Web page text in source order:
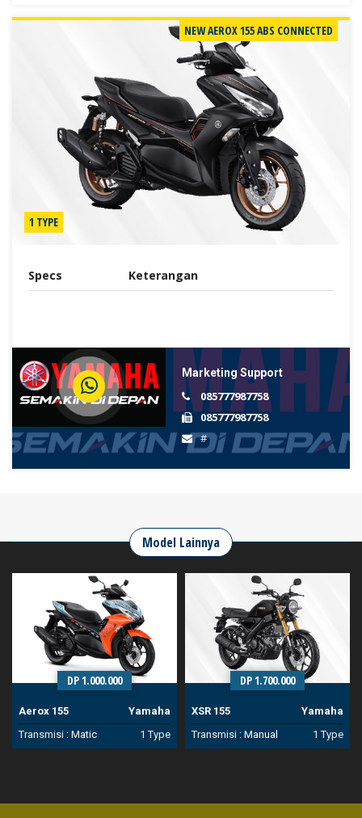
NEW AEROX 155 ABS CONNECTED
1 TYPE
Specs Keterangan
Marketing Support
085777987758
085777987758
#
Model Lainnya
DP 1.000.000
Aerox 155
Yamaha
Transmisi : Matic 1 Type
DP 1.700.000
XSR 155
Yamaha
Transmisi : Manual 1 Type